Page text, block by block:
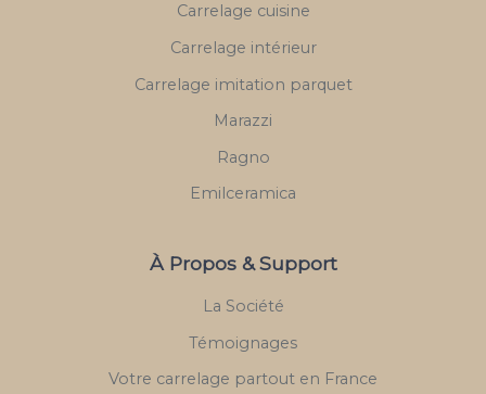
Carrelage cuisine
Carrelage intérieur
Carrelage imitation parquet
Marazzi
Ragno
Emilceramica
À Propos & Support
La Société
Témoignages
Votre carrelage partout en France